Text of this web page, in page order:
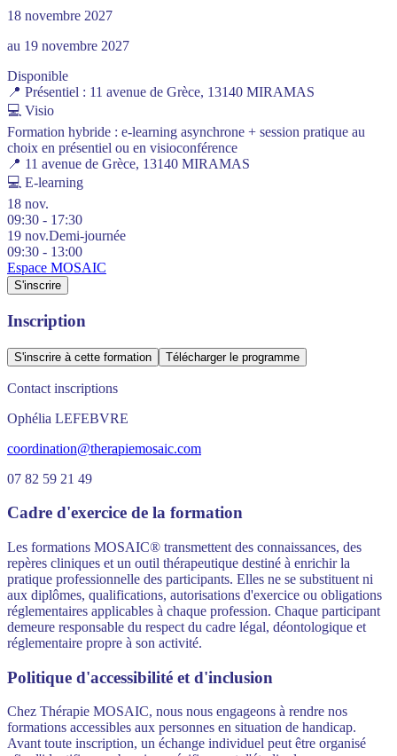
18 novembre 2027
au 19 novembre 2027
Disponible
📍 Présentiel : 11 avenue de Grèce, 13140 MIRAMAS
💻 Visio
Formation hybride : e-learning asynchrone + session pratique au
choix en présentiel ou en visioconférence
📍 11 avenue de Grèce, 13140 MIRAMAS
💻 E-learning
18 nov.
09:30 - 17:30
19 nov.Demi-journée
09:30 - 13:00
Espace MOSAIC
S'inscrire
Inscription
S'inscrire à cette formation Télécharger le programme
Contact inscriptions
Ophélia LEFEBVRE
coordination@therapiemosaic.com
07 82 59 21 49
Cadre d'exercice de la formation
Les formations MOSAIC® transmettent des connaissances, des
repères cliniques et un outil thérapeutique destiné à enrichir la
pratique professionnelle des participants. Elles ne se substituent ni
aux diplômes, qualifications, autorisations d'exercice ou obligations
réglementaires applicables à chaque profession. Chaque participant
demeure responsable du respect du cadre légal, déontologique et
réglementaire propre à son activité.
Politique d'accessibilité et d'inclusion
Chez Thérapie MOSAIC, nous nous engageons à rendre nos
formations accessibles aux personnes en situation de handicap.
Avant toute inscription, un échange individuel peut être organisé